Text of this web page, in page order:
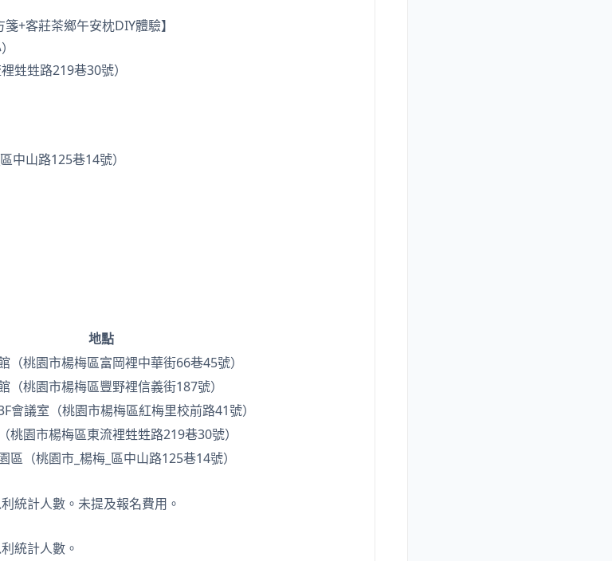
+客莊茶鄉午安枕DIY體驗】
甡甡路219巷30號）
中山路125巷14號）
地點
（桃園市楊梅區富岡裡中華街66巷45號）
（桃園市楊梅區豐野裡信義街187號）
會議室（桃園市楊梅區紅梅里校前路41號）
桃園市楊梅區東流裡甡甡路219巷30號）
區（桃園市_楊梅_區中山路125巷14號）
統計人數。未提及報名費用。
統計人數。